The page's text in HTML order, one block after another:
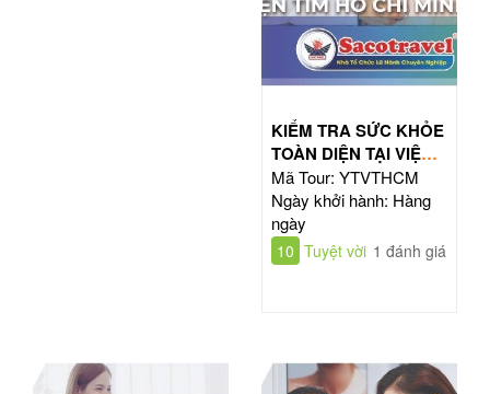
KIỂM TRA SỨC KHỎE
TOÀN DIỆN TẠI VIỆN
TIM HỒ CHÍ MINH
Mã Tour: YTVTHCM
Ngày khởi hành: Hàng
ngày
10 Tuyệt vời 1 đánh giá